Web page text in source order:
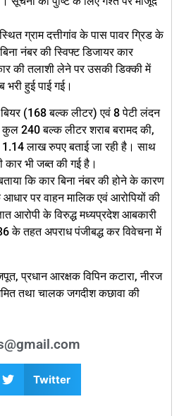
ग्राम दत्तीगांव के पास पावर ग्रिड के
नंबर की स्विफ्ट डिजायर कार
की तलाशी लेने पर उसकी डिक्की में
भरी हुई पाई गई।
(168 बल्क लीटर) एवं 8 पेटी लंदन
240 बल्क लीटर शराब बरामद की,
लाख रुपए बताई जा रही है। साथ
भी जब्त की गई है।
कि कार बिना नंबर की होने के कारण
पर वाहन मालिक एवं आरोपियों की
आरोपी के विरुद्ध मध्यप्रदेश आबकारी
के तहत अपराध पंजीबद्ध कर विवेचना में
प्रधान आरक्षक विपिन कटारा, नीरज
तथा चालक जगदीश कछावा की
Twitter